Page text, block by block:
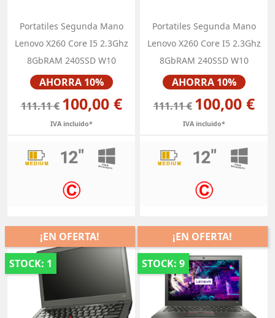
Portatiles Segunda Mano
Lenovo X260 Core I5 2.3Ghz
8GbRAM 240SSD W10
Precio
AHORRA 10%
111.11 € 100,00 €
IVA incluido*
Portatiles Segunda Mano
Lenovo X260 Core I5 2.3Ghz
8GbRAM 240SSD W10
Precio
AHORRA 10%
111.11 € 100,00 €
IVA incluido*
¡EN OFERTA!
STOCK: 1
¡EN OFERTA!
STOCK: 9